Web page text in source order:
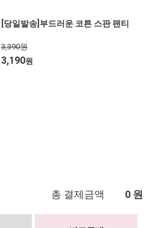
[당일발송]부드러운 코튼 스판 팬티
3,390원
3,190원
총 결제금액 0 원